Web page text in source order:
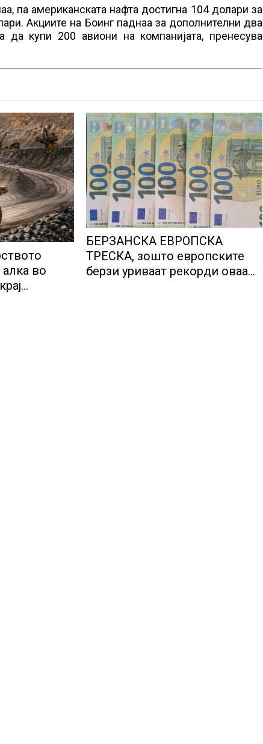
па американската нафта достигна 104 долари за
Акциите на Боинг паднаа за дополнителни два
да купи 200 авиони на компанијата, пренесува
алка во
БЕРЗАНСКА ЕВРОПСКА
ТРЕСКА, зошто европските
берзи уриваат рекорди оваа